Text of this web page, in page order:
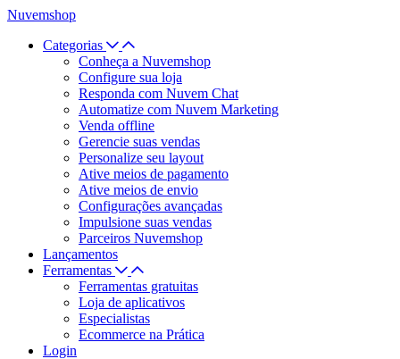
Nuvemshop
Categorias
Conheça a Nuvemshop
Configure sua loja
Responda com Nuvem Chat
Automatize com Nuvem Marketing
Venda offline
Gerencie suas vendas
Personalize seu layout
Ative meios de pagamento
Ative meios de envio
Configurações avançadas
Impulsione suas vendas
Parceiros Nuvemshop
Lançamentos
Ferramentas
Ferramentas gratuitas
Loja de aplicativos
Especialistas
Ecommerce na Prática
Login